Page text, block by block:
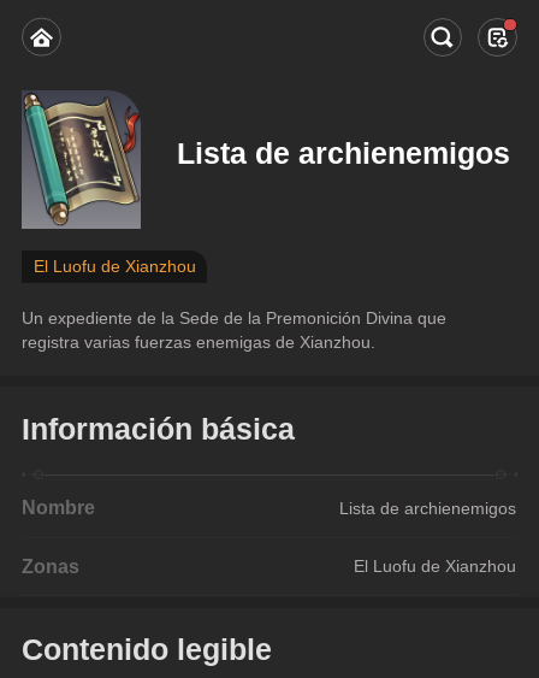
Lista de archienemigos
El Luofu de Xianzhou
Un expediente de la Sede de la Premonición Divina que
registra varias fuerzas enemigas de Xianzhou.
Información básica
Nombre Lista de archienemigos
Zonas El Luofu de Xianzhou
Contenido legible